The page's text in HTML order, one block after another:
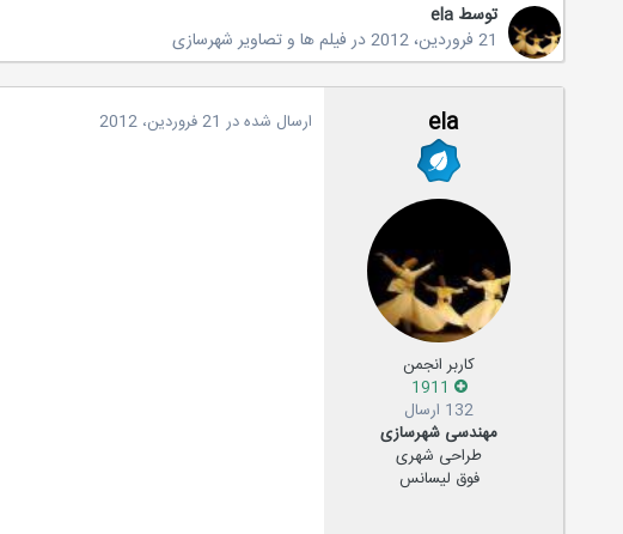
توسط ela
21 فروردین، 2012
درفیلم ها و تصاویر شهرسازی
ela
کاربر انجمن
132 ارسال
مهندسی شهرسازی
طراحی شهری
فوق لیسانس
ارسال شده در 21 فروردین، 2012